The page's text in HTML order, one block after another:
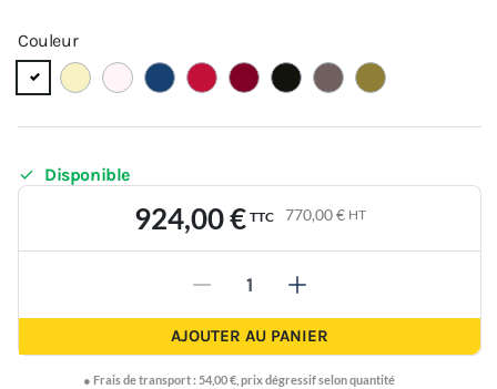
Couleur
 Disponible
924,00 € TTC 770,00 € HT
- +
AJOUTER AU PANIER
● Frais de transport : 54,00 € prix dégressif selon quantité